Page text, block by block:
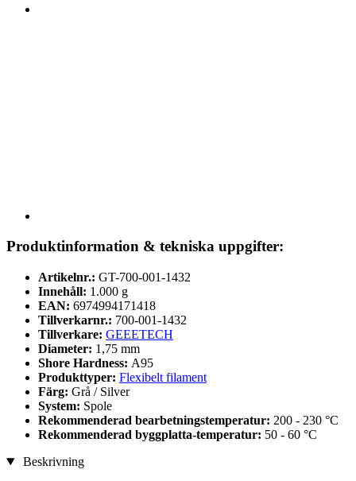
Produktinformation & tekniska uppgifter:
Artikelnr.: GT-700-001-1432
Innehåll: 1.000 g
EAN: 6974994171418
Tillverkarnr.: 700-001-1432
Tillverkare: GEEETECH
Diameter: 1,75 mm
Shore Hardness: A95
Produkttyper: Flexibelt filament
Färg: Grå / Silver
System: Spole
Rekommenderad bearbetningstemperatur: 200 - 230 °C
Rekommenderad byggplatta-temperatur: 50 - 60 °C
Beskrivning